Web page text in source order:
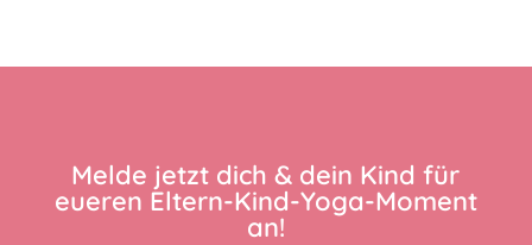
Melde jetzt dich & dein Kind für
eueren Eltern-Kind-Yoga-Moment
an!